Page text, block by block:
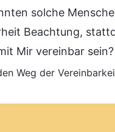
solche
Beachtung,
Mir vereinbar sein?
Weg der